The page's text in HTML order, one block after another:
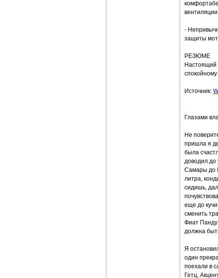
-
защиты
РЕЗЮМЕ
Настоящий
Источник:
Глазами
Не
пришла я
была
доводил до
Самары до
литра,
сидишь,
еще до
сменить
Фиат Панду
должна
Я
один
поехали в
Гетц,